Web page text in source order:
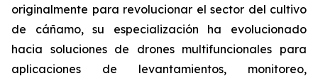
originalmente para revolucionar el sector del cultivo
de cáñamo, su especialización ha evolucionado
hacia soluciones de drones multifuncionales para
aplicaciones de levantamientos, monitoreo,